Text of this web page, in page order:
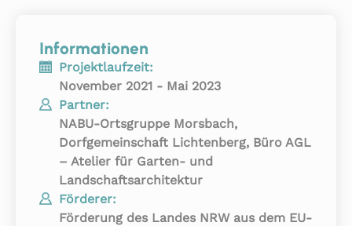
Informationen
Projektlaufzeit:
November 2021 - Mai 2023
Partner:
NABU-Ortsgruppe Morsbach,
Dorfgemeinschaft Lichtenberg, Büro AGL
– Atelier für Garten- und
Landschaftsarchitektur
Förderer:
Förderung des Landes NRW aus dem EU-